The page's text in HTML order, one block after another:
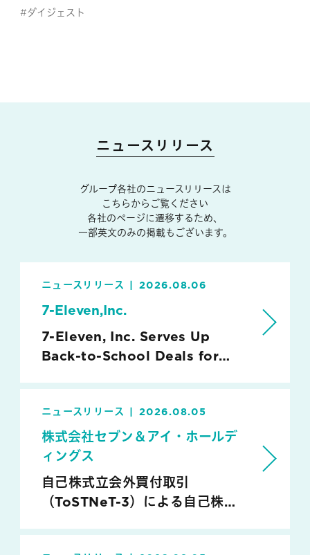
#ダイジェスト
ニュースリリース
グループ各社のニュースリリースは
こちらからご覧ください
各社のページに遷移するため、
一部英文のみの掲載もございます。
ニュースリリース 2026.08.06
7-Eleven,Inc.
7-Eleven, Inc. Serves Up
Back-to-School Deals for
ニュースリリース 2026.08.05
株式会社セブン＆アイ・ホールデ
ィングス
自己株式立会外買付取引
（ToSTNeT-3）による自己株式